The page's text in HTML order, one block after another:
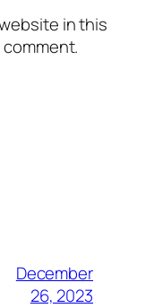
in this
December
26, 2023